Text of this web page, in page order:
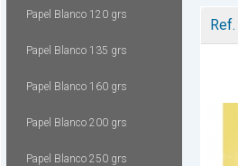
Papel Blanco 120 grs
Papel Blanco 135 grs
Papel Blanco 160 grs
Papel Blanco 200 grs
Papel Blanco 250 grs
Ref.